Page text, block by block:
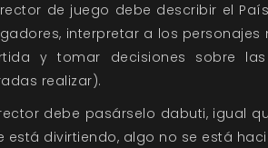
de juego debe describir el
interpretar a los personajes
y tomar decisiones sobre
realizar).
debe pasárselo dabuti, igual
está divirtiendo, algo no se está